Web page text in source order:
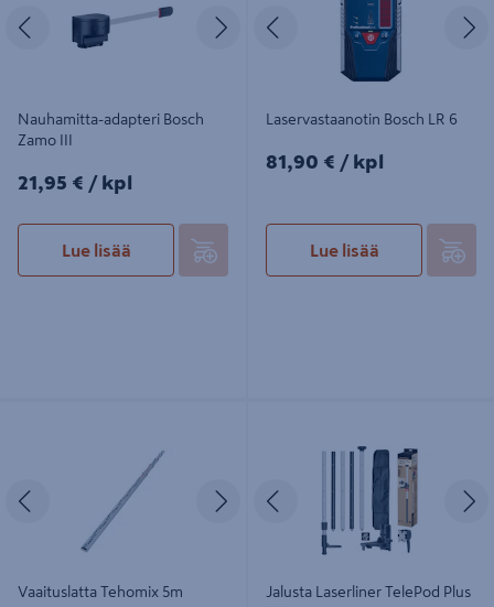
Edellinen Seuraava
Nauhamitta-adapteri Bosch
Zamo III
21,95€/kpl
21,95 € / kpl
Lue lisää
Edellinen
Laservastaanotin Bosch LR 6
81,90€/kpl
81,90 € / kpl
Lue lisää
Seuraava
Vaaituslatta Tehomix 5m
Jalusta Laserliner TelePod Plus